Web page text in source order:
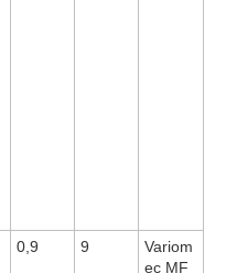
0,9 9
Variom
ec MF